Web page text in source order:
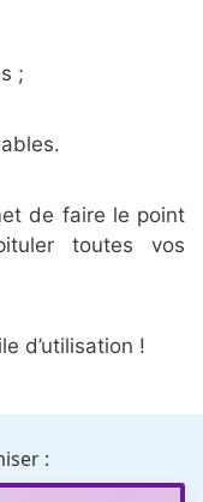
;
de faire le point
toutes vos
d’utilisation !
: